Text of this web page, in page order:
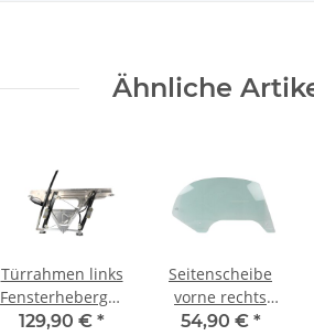
Ähnliche
Türrahmen links
Fensterhebergestänge
8N7837729 Audi
129,90 € *
Seitenscheibe
vorne rechts
8N7845202A
54,90 € *